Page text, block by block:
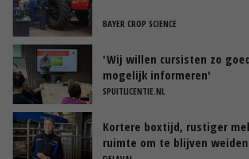
BAYER CROP SCIENCE
'Wij willen cursisten zo
mogelijk informeren'
SPUITLICENTIE.NL
Kortere boxtijd, rustiger
ruimte om te blijven weiden